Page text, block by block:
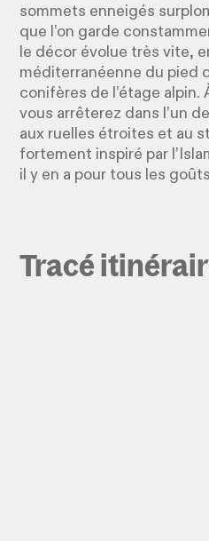
sommets enneigés
que l’on garde
le décor évolue très vite,
méditerranéenne du pied
conifères de l’étage alpin.
vous arrêterez dans l’un
aux ruelles étroites et au
fortement inspiré par
il y en a pour tous les
Tracé